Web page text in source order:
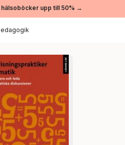
hälsoböcker upp till 50% →